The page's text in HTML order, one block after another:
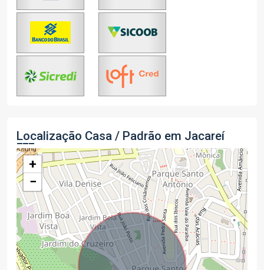
Localização Casa / Padrão em Jacareí
+
−